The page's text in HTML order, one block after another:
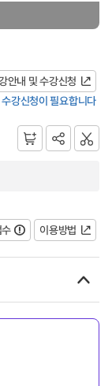
안내 및 수강신청
강신청이 필요합니다
이용방법